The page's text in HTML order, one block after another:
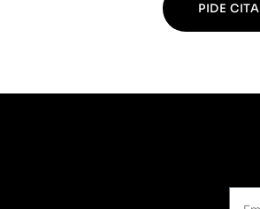
PIDE CITA